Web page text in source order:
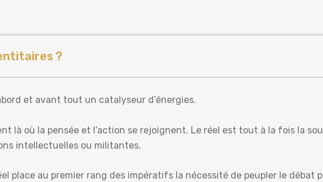
?
et avant tout un catalyseur d’énergies.
là où la pensée et l’action se rejoignent. Le réel est tout à la fois la
intellectuelles ou militantes.
place au premier rang des impératifs la nécessité de peupler le débat